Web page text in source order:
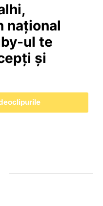
național
ul te
și